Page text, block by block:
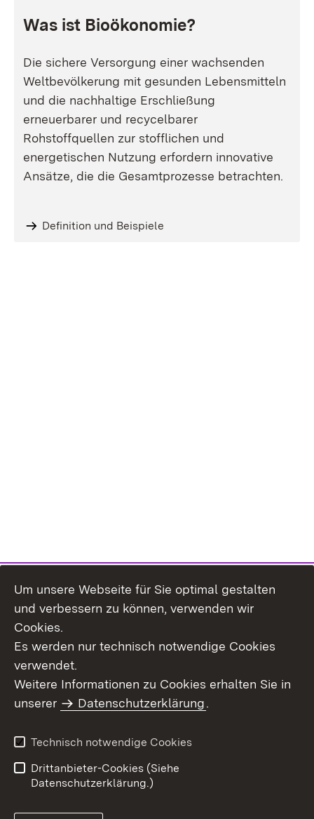
Was ist Bioökonomie?
Die sichere Versorgung einer wachsenden
Weltbevölkerung mit gesunden Lebensmitteln
und die nachhaltige Erschließung
erneuerbarer und recycelbarer
Rohstoffquellen zur stofflichen und
energetischen Nutzung erfordern innovative
Ansätze, die die Gesamtprozesse betrachten.
Definition und Beispiele
Themenübersicht
Barrierefreiheit
Um unsere Webseite für Sie optimal gestalten
und verbessern zu können, verwenden wir
Cookies.
Es werden nur technisch notwendige Cookies
verwendet.
Weitere Informationen zu Cookies erhalten Sie in
unserer
Datenschutzerklärung.
Technisch notwendige Cookies
Drittanbieter-Cookies (Siehe
Datenschutzerklärung.)